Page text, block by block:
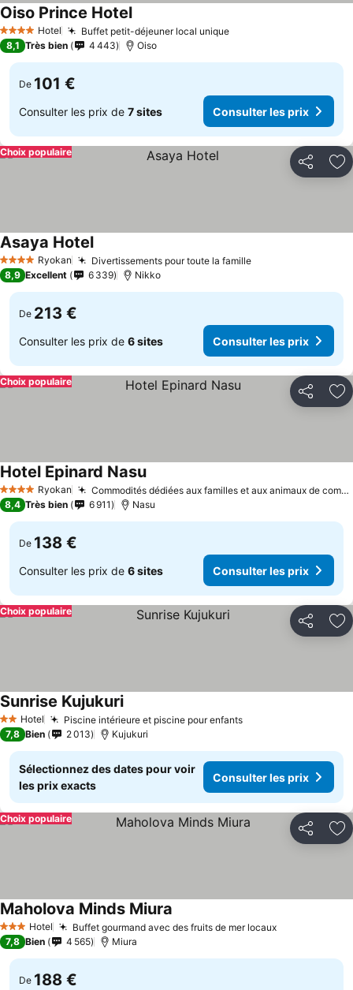
4 Étoiles Hotel Buffet petit-déjeuner local uniqueConsulter les prix
Oiso Prince HotelConsulter les prix
8,1 Très bien 4 443 Oiso
De 101 €
Consulter les prix de 7 sites Consulter les prix
Partager
Choix populaire
4 Étoiles Ryokan Divertissements pour toute la familleConsulter les
Asaya HotelConsulter les prix
8,9 Excellent 6 339 Nikko
De 213 €
Consulter les prix de 6 sites Consulter les prix
Partager
Choix populaire
4 Étoiles Ryokan Commodités dédiées aux familles et aux animaux de compagnie
Hotel Epinard NasuConsulter les prix
8,4 Très bien 6 911 Nasu
De 138 €
Consulter les prix de 6 sites Consulter les prix
Partager
Choix populaire
2 Étoiles
Hotel Piscine intérieure et piscine pour enfantsConsulter les prix
Sunrise KujukuriConsulter les prix
7,8 Bien 2 013 Kujukuri
Sélectionnez des dates pour voir
les prix exacts
Consulter les prix
Partager
Choix populaire
3 ÉtoilesHotel Buffet gourmand avec des fruits de mer locauxConsulter
Maholova Minds Miura
7,8 Bien 4 565 Miura
De 188 €